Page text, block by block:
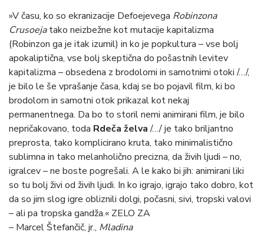
»V času, ko so ekranizacije Defoejevega Robinzona
Crusoejatako neizbežne kot mutacije kapitalizma
(Robinzon ga je itak izumil) in ko je popkultura – vse bolj
apokaliptična, vse bolj skeptična do pošastnih levitev
kapitalizma – obsedena z brodolomi in samotnimi otoki /…/,
je bilo le še vprašanje časa, kdaj se bo pojavil film, ki bo
brodolom in samotni otok prikazal kot nekaj
permanentnega. Da bo to storil nemi animirani film, je bilo
nepričakovano, toda Rdeča želva/…/ je tako briljantno
preprosta, tako komplicirano kruta, tako minimalistično
sublimna in tako melanholično precizna, da živih ljudi – no,
igralcev – ne boste pogrešali. A le kako bi jih: animirani liki
so tu bolj živi od živih ljudi. In ko igrajo, igrajo tako dobro, kot
da so jim slog igre obliznili dolgi, počasni, sivi, tropski valovi
– ali pa tropska gandža.« ZELO ZA
– Marcel Štefančič, jr., Mladina